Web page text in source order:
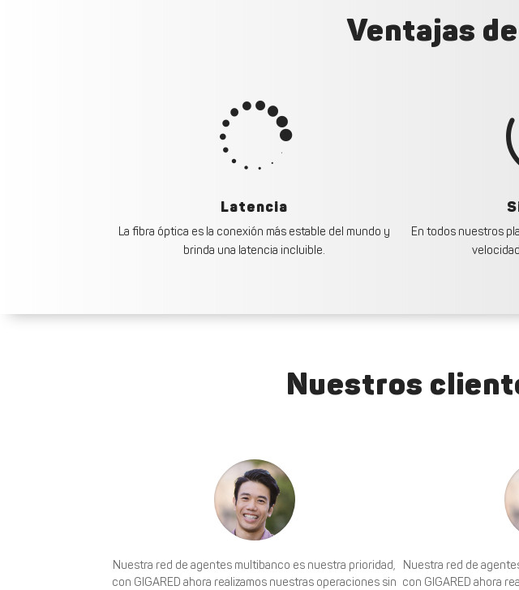
Ventajas

Latencia
La fibra óptica es la conexión más estable del mundo y
brinda una latencia incluible.
En todos nuestros
Nuestros
Nuestra red de agentes multibanco es nuestra prioridad,
con GIGARED ahora realizamos nuestras operaciones sin
Nuestra red de
con GIGARED ahora